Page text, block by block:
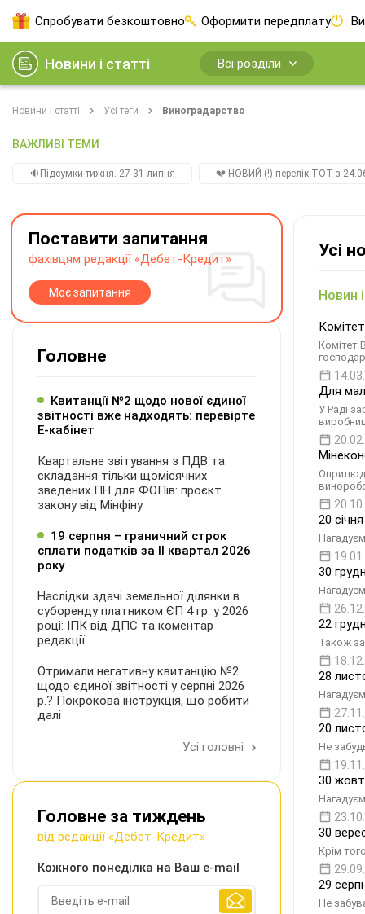
Спробувати безкоштовно Оформити передплату
Новини і статті Всі розділи
Новини і статті Усі теги Виноградарство
ВАЖЛИВІ ТЕМИ
🔉Підсумки тижня. 27-31 липня 💔 НОВИЙ (!) перелік ТОТ з
Усі
Новин
Комітет
Для
У Раді
20
30
22
Також
28
20
Не
30
30
Крім
29
Не
Поставити запитання
фахівцям редакції «Дебет-Кредит»
Моє запитання
Головне
Квитанції №2 щодо нової єдиної
звітності вже надходять: перевірте
Е-кабінет
Квартальне звітування з ПДВ та
складання тільки щомісячних
зведених ПН для ФОПів: проєкт
закону від Мінфіну
19 серпня – граничний строк
сплати податків за ІI квартал 2026
року
Наслідки здачі земельної ділянки в
суборенду платником ЄП 4 гр. у 2026
році: ІПК від ДПС та коментар
редакції
Отримали негативну квитанцію №2
щодо єдиної звітності у серпні 2026
р.? Покрокова інструкція, що робити
далі
Усі головні
Головне за тиждень
від редакції «Дебет-Кредит»
Кожного понеділка на Ваш e-mail